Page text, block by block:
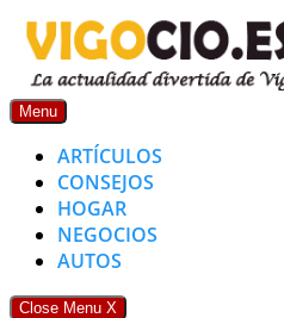
Skip
content
Menu
ARTÍCULOS
CONSEJOS
HOGAR
NEGOCIOS
AUTOS
Close Menu X